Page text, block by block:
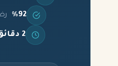
%92
2 دقائق